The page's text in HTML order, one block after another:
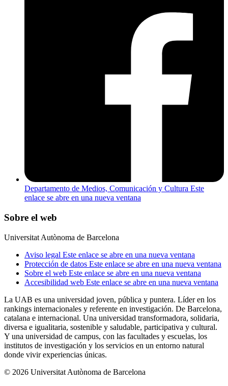
Departamento de Medios, Comunicación y Cultura Este
enlace se abre en una nueva ventana
Sobre el web
Universitat Autònoma de Barcelona
Aviso legal Este enlace se abre en una nueva ventana
Protección de datos Este enlace se abre en una nueva ventana
Sobre el web Este enlace se abre en una nueva ventana
Accesibilidad web Este enlace se abre en una nueva ventana
La UAB es una universidad joven, pública y puntera. Líder en los
rankings internacionales y referente en investigación. De Barcelona,
catalana e internacional. Una universidad transformadora, solidaria,
diversa e igualitaria, sostenible y saludable, participativa y cultural.
Y una universidad de campus, con las facultades y escuelas, los
institutos de investigación y los servicios en un entorno natural
donde vivir experiencias únicas.
© 2026 Universitat Autònoma de Barcelona